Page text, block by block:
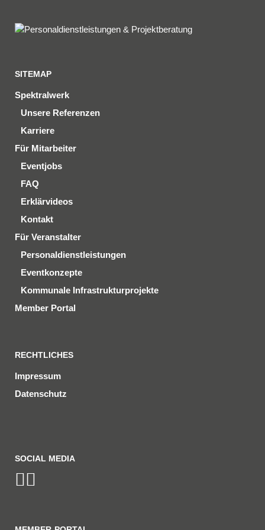
SITEMAP
Spektralwerk
Unsere Referenzen
Karriere
Für Mitarbeiter
Eventjobs
FAQ
Erklärvideos
Kontakt
Für Veranstalter
Personaldienstleistungen
Eventkonzepte
Kommunale Infrastrukturprojekte
Member Portal
RECHTLICHES
Impressum
Datenschutz
SOCIAL MEDIA